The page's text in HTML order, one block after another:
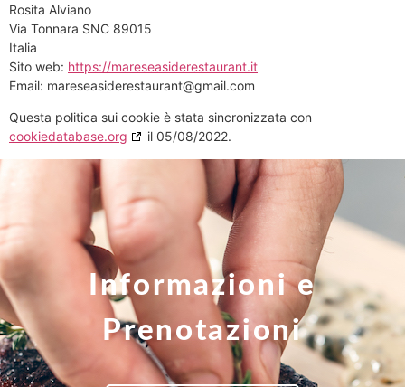
Rosita Alviano
Via Tonnara SNC 89015
Italia
Sito web: https://mareseasiderestaurant.it
Email: mareseasiderestaurant@gmail.com
Questa politica sui cookie è stata sincronizzata con
cookiedatabase.org
il 05/08/2022.
Informazioni e
Prenotazioni